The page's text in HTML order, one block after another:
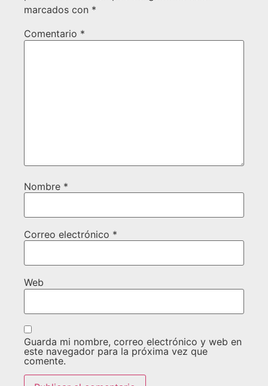
marcados con *
Comentario *
Nombre *
Correo electrónico *
Web
Guarda mi nombre, correo electrónico y web en
este navegador para la próxima vez que
comente.